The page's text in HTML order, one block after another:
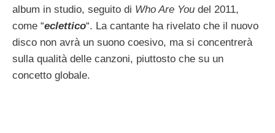
album in studio, seguito di Who Are You del 2011,
come “eclettico“. La cantante ha rivelato che il nuovo
disco non avrà un suono coesivo, ma si concentrerà
sulla qualità delle canzoni, piuttosto che su un
concetto globale.